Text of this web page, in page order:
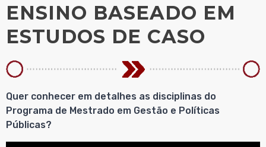
ENSINO BASEADO EM
ESTUDOS DE CASO
Quer conhecer em detalhes as disciplinas do
Programa de Mestrado em Gestão e Políticas
Públicas?